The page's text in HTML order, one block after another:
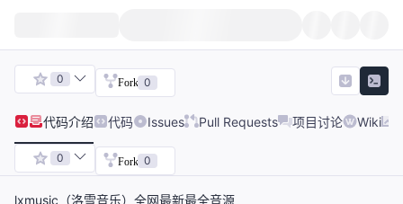
0 Fork 0
代码介绍 代码 Issues Pull Requests 项目讨论 Wiki
0 Fork 0
lxmusic（洛雪音乐）全网最新最全音源